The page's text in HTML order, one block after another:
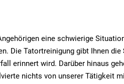
eine schwierige
Die Tatortreinigung gibt Ihnen die
erinnert wird. Darüber hinaus
nichts von unserer Tätigkeit